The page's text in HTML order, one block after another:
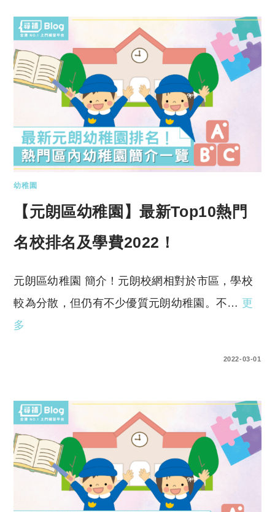
幼稚園
【元朗區幼稚園】最新Top10熱門
名校排名及學費2022！
元朗區幼稚園 簡介！元朗校網相對於市區，學校
較為分散，但仍有不少優質元朗幼稚園。不… 更
多
2022-03-01